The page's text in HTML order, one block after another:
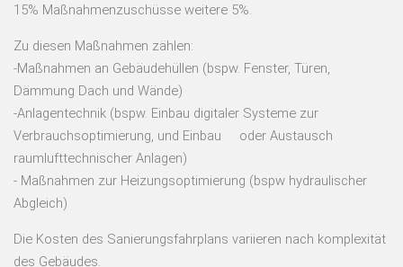
15% Maßnahmenzuschüsse weitere 5%.
Zu diesen Maßnahmen zählen:
-Maßnahmen an Gebäudehüllen (bspw. Fenster, Türen,
Dämmung Dach und Wände)
-Anlagentechnik (bspw. Einbau digitaler Systeme zur
Verbrauchsoptimierung, und Einbau oder Austausch
raumlufttechnischer Anlagen)
- Maßnahmen zur Heizungsoptimierung (bspw hydraulischer
Abgleich)
Die Kosten des Sanierungsfahrplans variieren nach komplexität
des Gebäudes.